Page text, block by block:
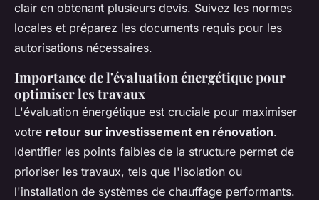
clair en obtenant plusieurs devis. Suivez les normes
locales et préparez les documents requis pour les
autorisations nécessaires.
Importance de l'évaluation énergétique pour
optimiser les travaux
L'évaluation énergétique est cruciale pour maximiser
votre retour sur investissement en rénovation.
Identifier les points faibles de la structure permet de
prioriser les travaux, tels que l'isolation ou
l'installation de systèmes de chauffage performants.